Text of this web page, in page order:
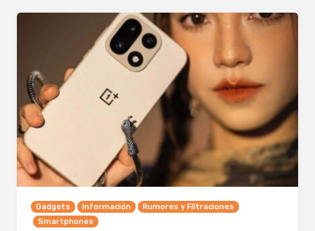
Gadgets Información
Rumores y Filtraciones
Smartphones